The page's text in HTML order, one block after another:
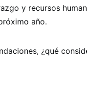
y recursos
año.
¿qué